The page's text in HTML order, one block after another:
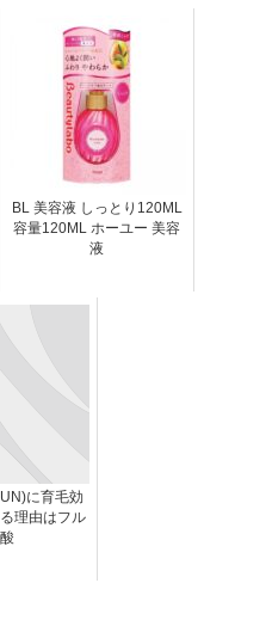
BL 美容液 しっとり120ML
容量120ML ホーユー 美容
液
に育毛効
理由はフル